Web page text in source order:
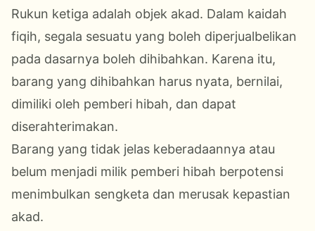
Rukun ketiga adalah objek akad. Dalam kaidah
fiqih, segala sesuatu yang boleh diperjualbelikan
pada dasarnya boleh dihibahkan. Karena itu,
barang yang dihibahkan harus nyata, bernilai,
dimiliki oleh pemberi hibah, dan dapat
diserahterimakan.
Barang yang tidak jelas keberadaannya atau
belum menjadi milik pemberi hibah berpotensi
menimbulkan sengketa dan merusak kepastian
akad.